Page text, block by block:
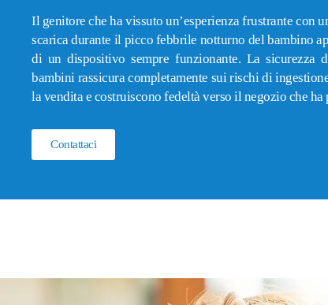
Il genitore che ha vissuto un’esperienza frustrante con
scarica durante il picco febbrile notturno del bambino
di un dispositivo sempre funzionante. La sicurezza
bambini rassicura completamente sui rischi di
la vendita e costruiscono fedeltà verso il negozio che
Contattaci